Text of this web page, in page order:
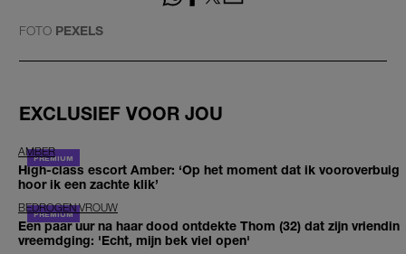
FOTO PEXELS
EXCLUSIEF VOOR JOU
AMBER
High-class escort Amber: ‘Op het moment dat ik vooroverbuig
hoor ik een zachte klik’
BEDROGEN VROUW
Een paar uur na haar dood ontdekte Thom (32) dat zijn vriendin
vreemdging: 'Echt, mijn bek viel open'